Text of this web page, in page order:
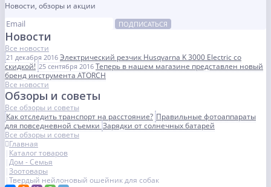
Новости, обзоры и акции
ПОДПИСАТЬСЯ
Новости
Все новости
21 декабря 2016 Электрический резчик Husqvarna K 3000 Electric со
скидкой! 25 сентября 2016 Теперь в нашем магазине представлен новый
бренд инструмента ATORCH
Все новости
Обзоры и советы
Все обзоры и советы
Как отследить транспорт на расстояние? Правильные фотоаппараты
для повседневной съемкиЗарядки от солнечных батарей
Все обзоры и советы
Главная
Каталог товаров
Дом - Семья
Зоотовары
Твердый нейлоновый ошейник для собак